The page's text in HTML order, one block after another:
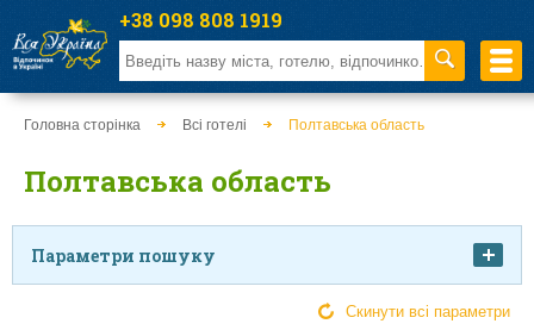
Головна сторінка Всі готелі Полтавська область
Полтавська область
Параметри пошуку
Скинути всі параметри
+38 098 808 1919